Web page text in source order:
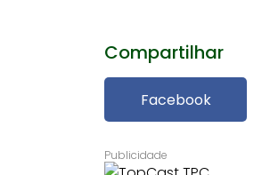
Compartilhar
Facebook